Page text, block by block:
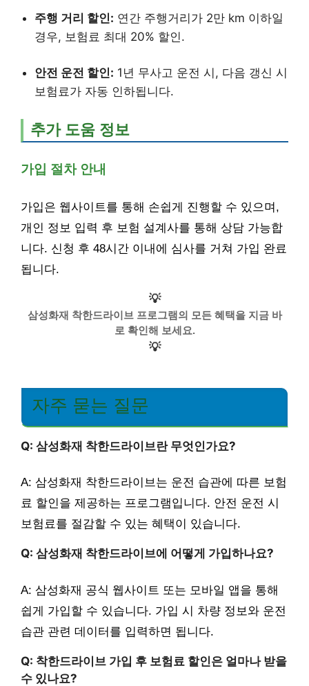
주행 거리 할인: 연간 주행거리가 2만 km 이하일
경우, 보험료 최대 20% 할인.
안전 운전 할인: 1년 무사고 운전 시, 다음 갱신 시
보험료가 자동 인하됩니다.
추가 도움 정보
가입 절차 안내
가입은 웹사이트를 통해 손쉽게 진행할 수 있으며,
개인 정보 입력 후 보험 설계사를 통해 상담 가능합
니다. 신청 후 48시간 이내에 심사를 거쳐 가입 완료
됩니다.
💡
삼성화재 착한드라이브 프로그램의 모든 혜택을 지금 바
로 확인해 보세요.
💡
자주 묻는 질문
Q: 삼성화재 착한드라이브란 무엇인가요?
A: 삼성화재 착한드라이브는 운전 습관에 따른 보험
료 할인을 제공하는 프로그램입니다. 안전 운전 시
보험료를 절감할 수 있는 혜택이 있습니다.
Q: 삼성화재 착한드라이브에 어떻게 가입하나요?
A: 삼성화재 공식 웹사이트 또는 모바일 앱을 통해
쉽게 가입할 수 있습니다. 가입 시 차량 정보와 운전
습관 관련 데이터를 입력하면 됩니다.
Q: 착한드라이브 가입 후 보험료 할인은 얼마나 받을
수 있나요?